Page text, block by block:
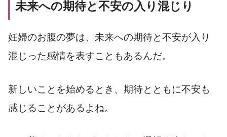
未来への期待と不安の入り混じり
妊婦のお腹の夢は、未来への期待と不安が入り
混じった感情を表すこともあるんだ。
新しいことを始めるとき、期待とともに不安も
感じることがあるよね。